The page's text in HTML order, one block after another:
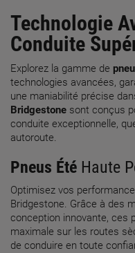
Technologie
Conduite
Explorez la gamme de
technologies avancées,
une maniabilité précise
Bridgestone sont conçus
conduite exceptionnelle,
autoroute.
Pneus Été Haute
Optimisez vos
Bridgestone. Grâce à des
conception innovante, ces
maximale sur les routes
de conduire en toute